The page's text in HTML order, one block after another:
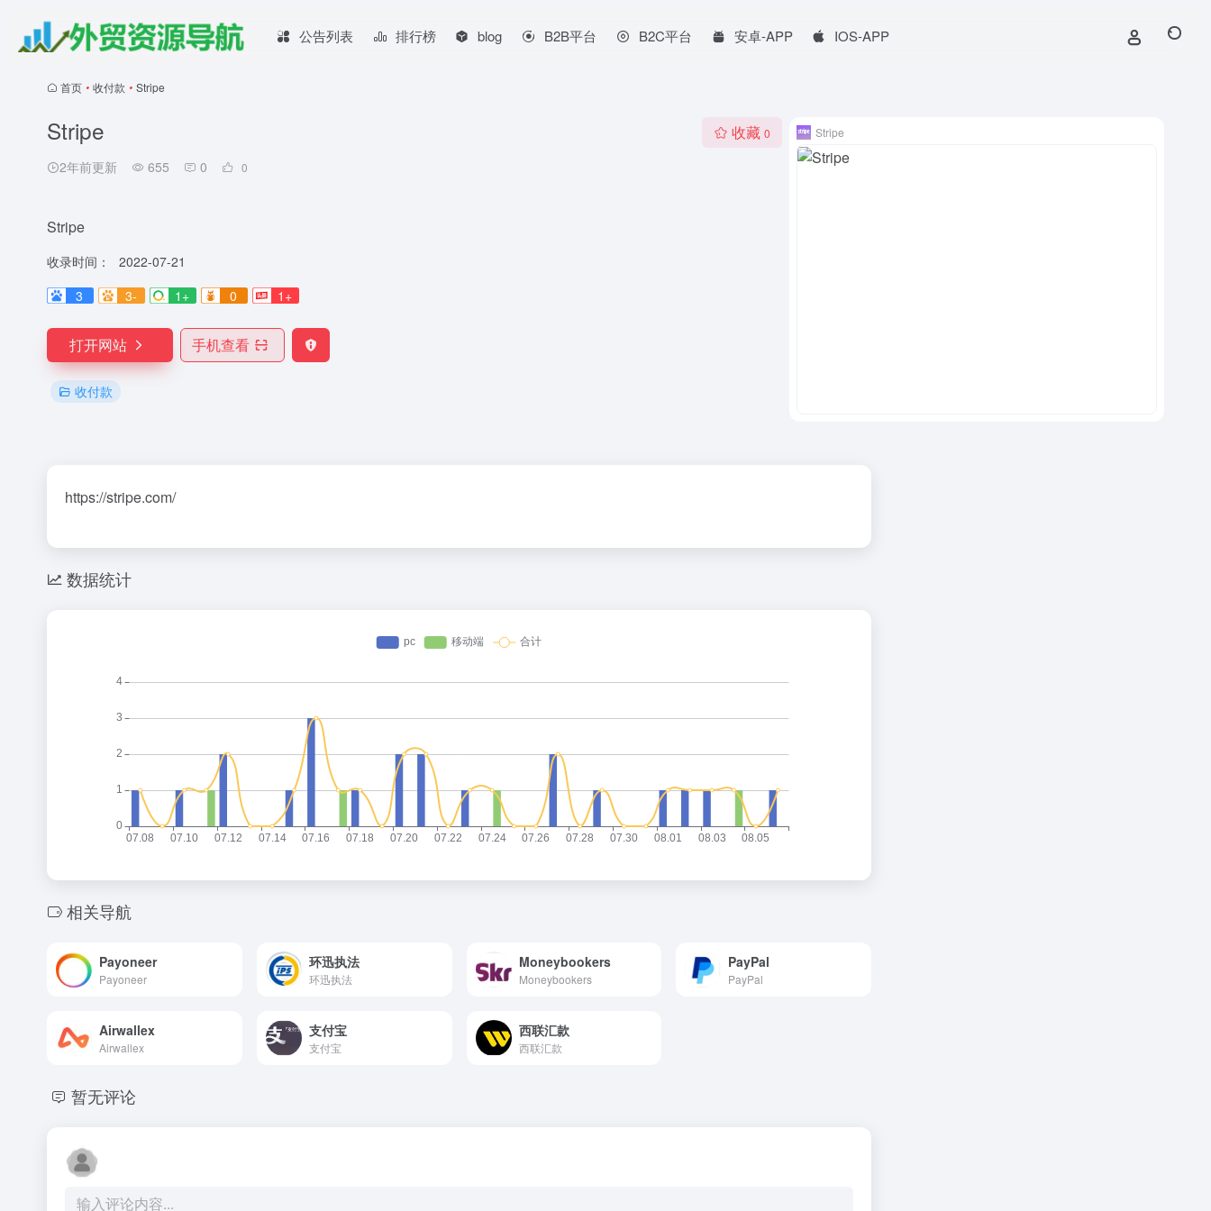
公告列表 排行榜 blog B2B平台 B2C平台 安卓-APP IOS-APP
首页 • 收付款 • Stripe
Stripe
2年前更新 655 0 0
收藏 0
Stripe
收录时间：
2022-07-21
3
3- 1+ 0 1+
打开网站 手机查看
收付款
Stripe
https://stripe.com/
数据统计
相关导航
Payoneer
Payoneer
环迅执法
环迅执法
Moneybookers
Moneybookers
PayPal
PayPal
Airwallex
Airwallex
支付宝
支付宝
西联汇款
西联汇款
暂无评论